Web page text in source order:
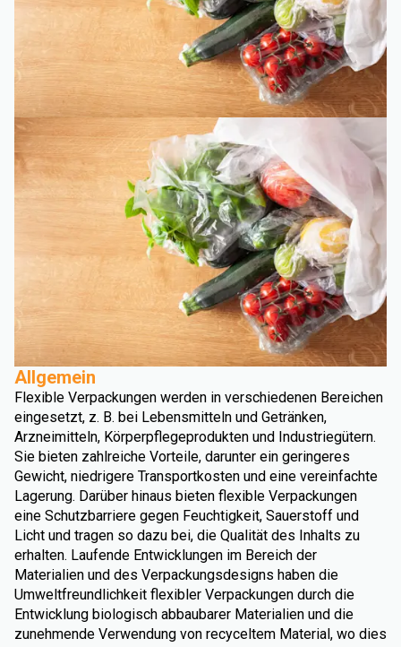
Allgemein
Flexible Verpackungen werden in verschiedenen Bereichen
eingesetzt, z. B. bei Lebensmitteln und Getränken,
Arzneimitteln, Körperpflegeprodukten und Industriegütern.
Sie bieten zahlreiche Vorteile, darunter ein geringeres
Gewicht, niedrigere Transportkosten und eine vereinfachte
Lagerung. Darüber hinaus bieten flexible Verpackungen
eine Schutzbarriere gegen Feuchtigkeit, Sauerstoff und
Licht und tragen so dazu bei, die Qualität des Inhalts zu
erhalten. Laufende Entwicklungen im Bereich der
Materialien und des Verpackungsdesigns haben die
Umweltfreundlichkeit flexibler Verpackungen durch die
Entwicklung biologisch abbaubarer Materialien und die
zunehmende Verwendung von recyceltem Material, wo dies